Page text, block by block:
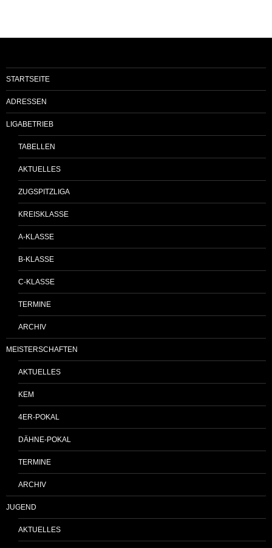
STARTSEITE
ADRESSEN
LIGABETRIEB
TABELLEN
AKTUELLES
ZUGSPITZLIGA
KREISKLASSE
A-KLASSE
B-KLASSE
C-KLASSE
TERMINE
ARCHIV
MEISTERSCHAFTEN
AKTUELLES
KEM
4ER-POKAL
DÄHNE-POKAL
TERMINE
ARCHIV
JUGEND
AKTUELLES